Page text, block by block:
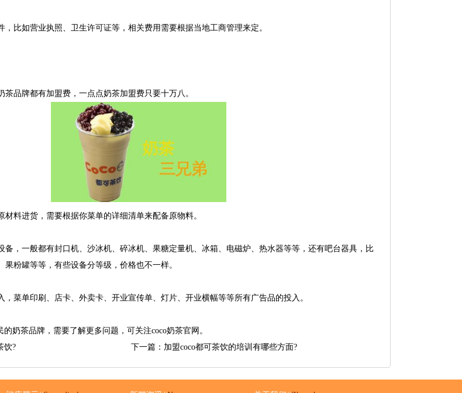
如营业执照、卫生许可证等，相关费用需要根据当地工商管理来定。
品牌都有加盟费，一点点奶茶加盟费只要十万八。
料进货，需要根据你菜单的详细清单来配备原物料。
，一般都有封口机、沙冰机、碎冰机、果糖定量机、冰箱、电磁炉、热水器等等，还有吧台器具，比
粉罐等等，有些设备分等级，价格也不一样。
单印刷、店卡、外卖卡、开业宣传单、灯片、开业横幅等等所有广告品的投入。
的奶茶品牌，需要了解更多问题，可关注coco奶茶官网。
饮?
下一篇：加盟coco都可茶饮的培训有哪些方面?